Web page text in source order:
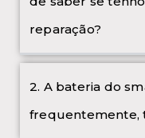
reparação?
2. A bateria do
frequentemente,